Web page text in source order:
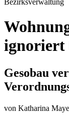
Bezirksverwaltung
ignoriert
Gesobau
von Katharina